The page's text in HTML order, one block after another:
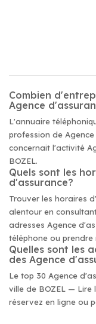
Combien
Agence
L'annuaire
profession de
concernait l'activité
BOZEL.
Quels sont les
d'assurance?
Trouver les horaires
alentour en
adresses Agence
téléphone ou prendre
Quelles sont les
des Agence
Le top 30 Agence
ville de BOZEL — Lire
réservez en ligne ou